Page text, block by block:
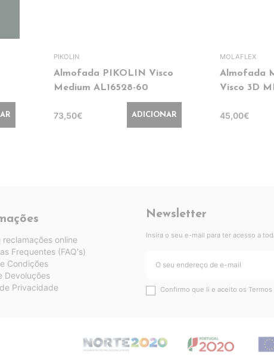
PIKOLIN
Almofada PIKOLIN Visco
Medium AL16528-60
73,50€ ADICIONAR
MOLAFLEX
Almofada
Visco 3D
45,00€
reclamações online
Frequentes (FAQ's)
Condições
Devoluções
Privacidade
Newsletter
Insira o seu e-mail para ter acesso a
Confirmo que li e aceito os